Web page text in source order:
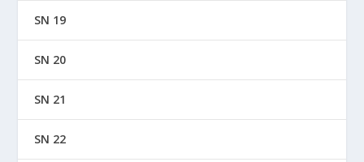
SN 19
SN 20
SN 21
SN 22